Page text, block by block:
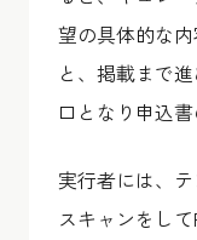
望の具体的な
と、掲載まで
口となり申込
実行者には、
スキャンをし